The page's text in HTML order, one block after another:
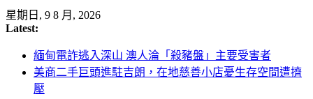
Skip
to
content
星期日, 9 8 月, 2026
Latest:
緬甸電詐逃入深山 澳人淪「殺豬盤」主要受害者
美商二手巨頭進駐吉朗，在地慈善小店憂生存空間遭擠
壓